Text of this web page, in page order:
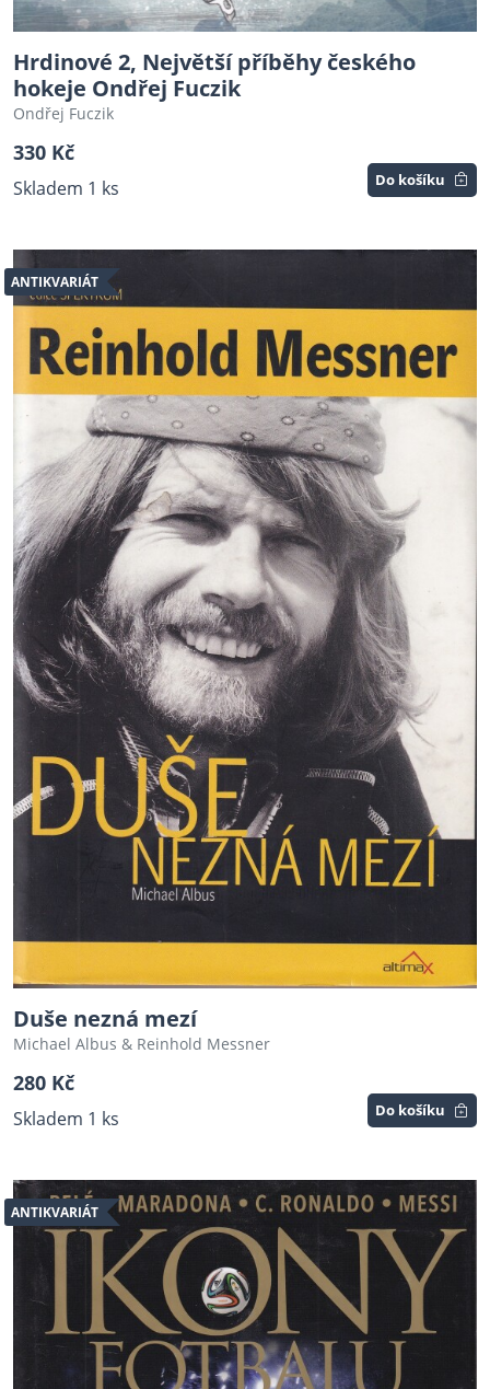
Hrdinové 2, Největší příběhy českého
hokeje Ondřej Fuczik
Ondřej Fuczik
330 Kč
Skladem 1 ks Do košíku
ANTIKVARIÁT
Duše nezná mezí
Michael Albus & Reinhold Messner
280 Kč
Skladem 1 ks Do košíku
ANTIKVARIÁT